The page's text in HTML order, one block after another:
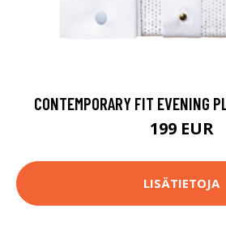
CONTEMPORARY FIT EVENING
199 EUR
LISÄTIETOJA